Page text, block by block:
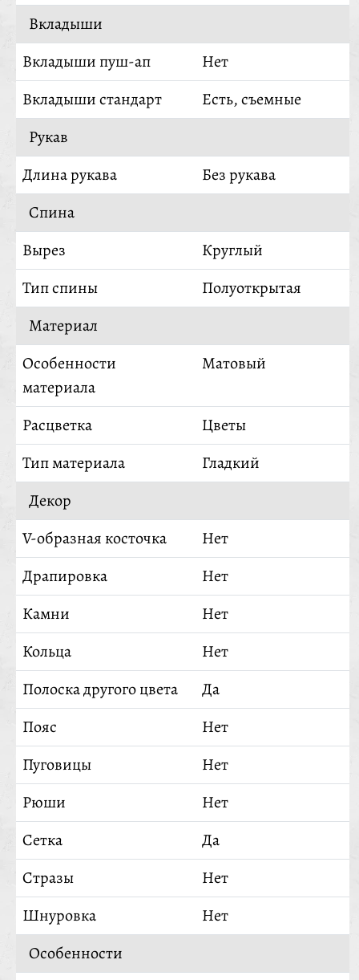
Вкладыши
Вкладыши пуш-ап
Нет
Вкладыши стандарт
Есть, съемные
Рукав
Длина рукава
Без рукава
Спина
Вырез
Круглый
Тип спины
Полуоткрытая
Материал
Особенности
материала
Матовый
Расцветка
Цветы
Тип материала
Гладкий
Декор
V-образная косточка
Нет
Драпировка
Нет
Камни
Нет
Кольца
Нет
Полоска другого цвета
Да
Пояс
Нет
Пуговицы
Нет
Рюши
Нет
Сетка
Да
Стразы
Нет
Шнуровка
Нет
Особенности